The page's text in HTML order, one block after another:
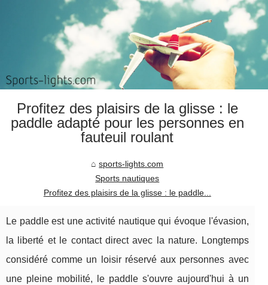
Profitez des plaisirs de la glisse : le
paddle adapté pour les personnes en
fauteuil roulant
sports-lights.com
Sports nautiques
Profitez des plaisirs de la glisse : le paddle...
Le paddle est une activité nautique qui évoque l'évasion,
la liberté et le contact direct avec la nature. Longtemps
considéré comme un loisir réservé aux personnes avec
une pleine mobilité, le paddle s'ouvre aujourd'hui à un